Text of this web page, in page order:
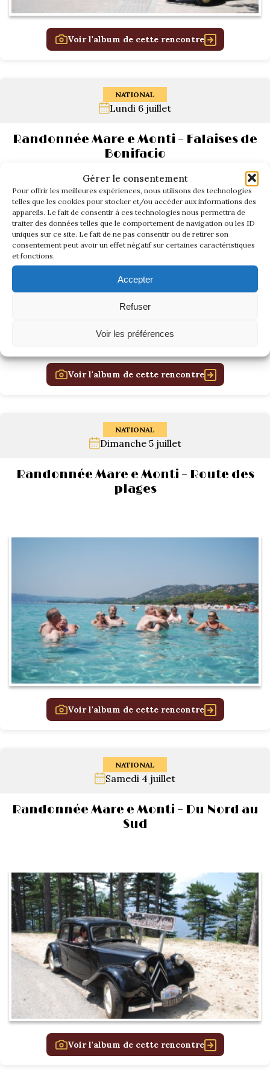
Gérer le consentement
Pour offrir les meilleures expériences, nous utilisons des technologies
telles que les cookies pour stocker et/ou accéder aux informations des
appareils. Le fait de consentir à ces technologies nous permettra de
traiter des données telles que le comportement de navigation ou les ID
uniques sur ce site. Le fait de ne pas consentir ou de retirer son
consentement peut avoir un effet négatif sur certaines caractéristiques
et fonctions.
Accepter
Refuser
Voir les préférences
Voir l'album de cette rencontre
NATIONAL
Lundi 6 juillet
Randonnée Mare e Monti – Falaises de
Bonifacio
Voir l'album de cette rencontre
NATIONAL
Dimanche 5 juillet
Randonnée Mare e Monti – Route des
plages
Voir l'album de cette rencontre
NATIONAL
Samedi 4 juillet
Randonnée Mare e Monti – Du Nord au
Sud
Voir l'album de cette rencontre